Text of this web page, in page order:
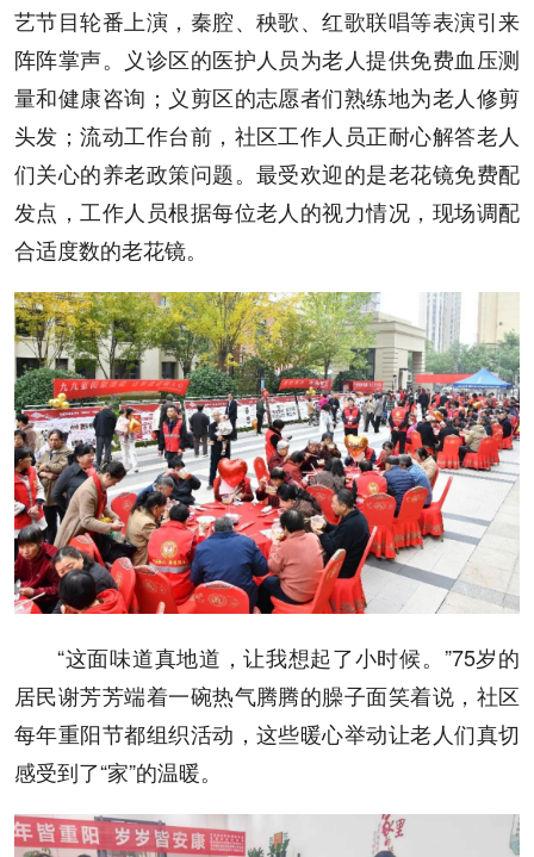
艺节目轮番上演，秦腔、秧歌、红歌联唱等表演引来
阵阵掌声。义诊区的医护人员为老人提供免费血压测
量和健康咨询；义剪区的志愿者们熟练地为老人修剪
头发；流动工作台前，社区工作人员正耐心解答老人
们关心的养老政策问题。最受欢迎的是老花镜免费配
发点，工作人员根据每位老人的视力情况，现场调配
合适度数的老花镜。
“这面味道真地道，让我想起了小时候。”75岁的
居民谢芳芳端着一碗热气腾腾的臊子面笑着说，社区
每年重阳节都组织活动，这些暖心举动让老人们真切
感受到了“家”的温暖。